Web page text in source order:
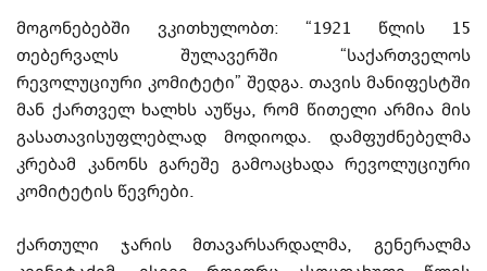
მოგონებებში ვკითხულობთ: “1921 წლის 15
თებერვალს შულავერში “საქართ­ვე­ლოს
რევოლუციური კომიტეტი” შედ­გა. თავის მანიფესტში
მან ქართველ ხალხს აუწყა, რომ წითელი არმია მის
გასათავი­სუ­ფ­­ლებლად მოდიოდა. დამფუძნებელმა
კრებამ კა­ნონს გარეშე გამოაცხადა რევოლუ­ცი­ური
კომიტეტის წევრები.
ქართული ჯარის მთავარსარდალმა, გენერალმა